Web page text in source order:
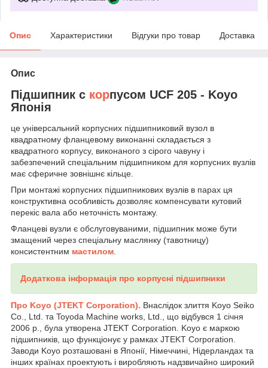
Опис Характеристики Відгуки про товар Доставка
Опис
Підшипник c корпусом UCF 205 - Koyo
Японія
це універсальний корпусних підшипниковий вузол в
квадратному фланцевому виконанні складається з
квадратного корпусу, виконаного з сірого чавуну і
забезпечений спеціальним підшипником для корпусних вузлів
має сферичне зовнішнє кільце.
При монтажі корпусних підшипникових вузлів в парах ця
конструктивна особливість дозволяє компенсувати кутовий
перекіс вала або неточність монтажу.
Фланцеві вузли є обслуговуваними, підшипник може бути
змащений через спеціальну маслянку (тавотницу)
консистентним мастилом.
Додаткова інформація про корпусні підшипники
Про Koyo (JTEKT Corporation). Внаслідок злиття Koyo Seiko
Co., Ltd. та Toyoda Machine works, Ltd., що відбувся 1 січня
2006 р., була утворена JTEKT Corporation. Koyo є маркою
підшипників, що функціонує у рамках JTEKT Corporation.
Заводи Koyo розташовані в Японії, Німеччині, Нідерландах та
інших країнах проектують і виробляють надзвичайно широкий